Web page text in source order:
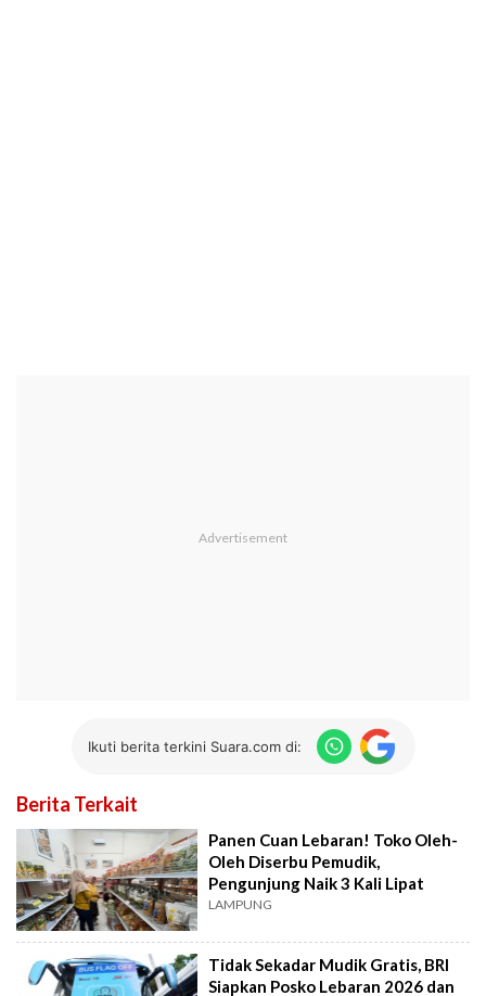
Ikuti berita terkini Suara.com di:
Berita Terkait
Panen Cuan Lebaran! Toko Oleh-
Oleh Diserbu Pemudik,
Pengunjung Naik 3 Kali Lipat
LAMPUNG
Tidak Sekadar Mudik Gratis, BRI
Siapkan Posko Lebaran 2026 dan